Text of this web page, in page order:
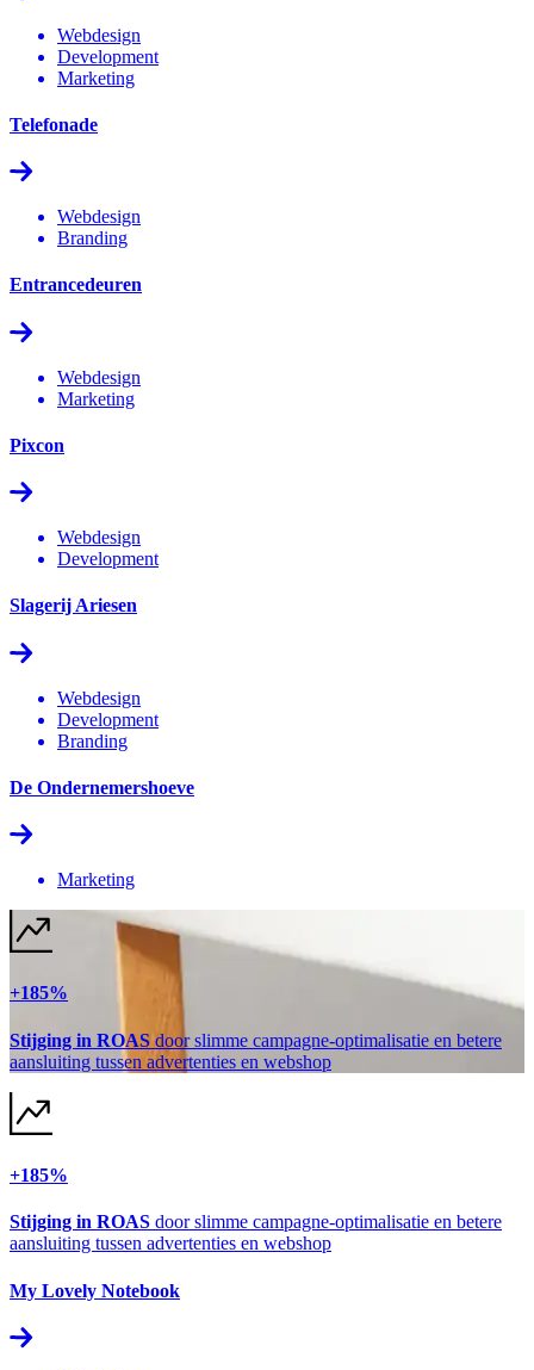
Webdesign
Development
Marketing
Telefonade
Webdesign
Branding
Entrancedeuren
Webdesign
Marketing
Pixcon
Webdesign
Development
Slagerij Ariesen
Webdesign
Development
Branding
De Ondernemershoeve
Marketing
+185%
Stijging in ROAS door slimme campagne-optimalisatie en betere
aansluiting tussen advertenties en webshop
+185%
Stijging in ROAS door slimme campagne-optimalisatie en betere
aansluiting tussen advertenties en webshop
My Lovely Notebook